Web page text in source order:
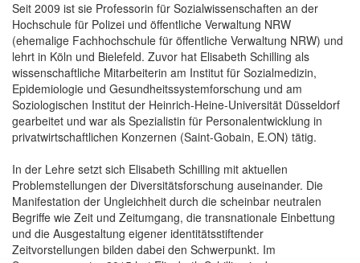
Seit 2009 ist sie Professorin für Sozialwissenschaften an der
Hochschule für Polizei und öffentliche Verwaltung NRW
(ehemalige Fachhochschule für öffentliche Verwaltung NRW) und
lehrt in Köln und Bielefeld. Zuvor hat Elisabeth Schilling als
wissenschaftliche Mitarbeiterin am Institut für Sozialmedizin,
Epidemiologie und Gesundheitssystemforschung und am
Soziologischen Institut der Heinrich-Heine-Universität Düsseldorf
gearbeitet und war als Spezialistin für Personalentwicklung in
privatwirtschaftlichen Konzernen (Saint-Gobain, E.ON) tätig.
In der Lehre setzt sich Elisabeth Schilling mit aktuellen
Problemstellungen der Diversitätsforschung auseinander. Die
Manifestation der Ungleichheit durch die scheinbar neutralen
Begriffe wie Zeit und Zeitumgang, die transnationale Einbettung
und die Ausgestaltung eigener identitätsstiftender
Zeitvorstellungen bilden dabei den Schwerpunkt. Im